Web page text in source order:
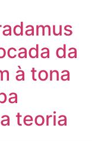
da
à tona
teoria